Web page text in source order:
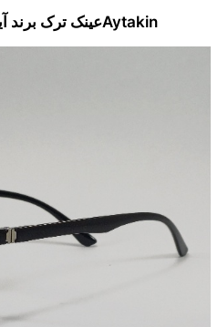
Aytakinعینک ترک برند آیتکین مدلA2120c4